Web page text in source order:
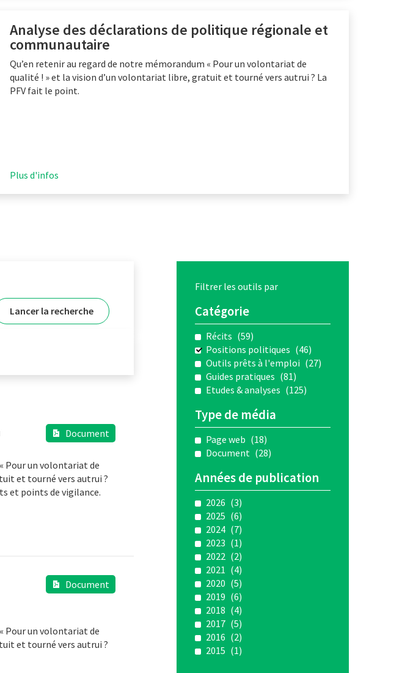
Analyse des déclarations de politique régionale et
communautaire
Qu’en retenir au regard de notre mémorandum « Pour un volontariat de
qualité ! » et la vision d’un volontariat libre, gratuit et tourné vers autrui ? La
PFV fait le point.
Plus d'infos
Document
Pour un volontariat de
et tourné vers autrui ?
et points de vigilance.
Document
Pour un volontariat de
et tourné vers autrui ?
Catégorie
Récits (59)
Positions politiques (46)
Outils prêts à l'emploi (27)
Guides pratiques (81)
Etudes & analyses (125)
Type de média
Page web (18)
Document (28)
Années de publication
2026 (3)
2025 (6)
2024 (7)
2023 (1)
2022 (2)
2021 (4)
2020 (5)
2019 (6)
2018 (4)
2017 (5)
2016 (2)
2015 (1)